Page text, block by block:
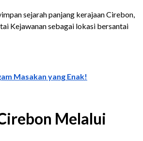
sejarah panjang kerajaan Cirebon,
Kejawanan sebagai lokasi bersantai
Masakan yang Enak!
Melalui